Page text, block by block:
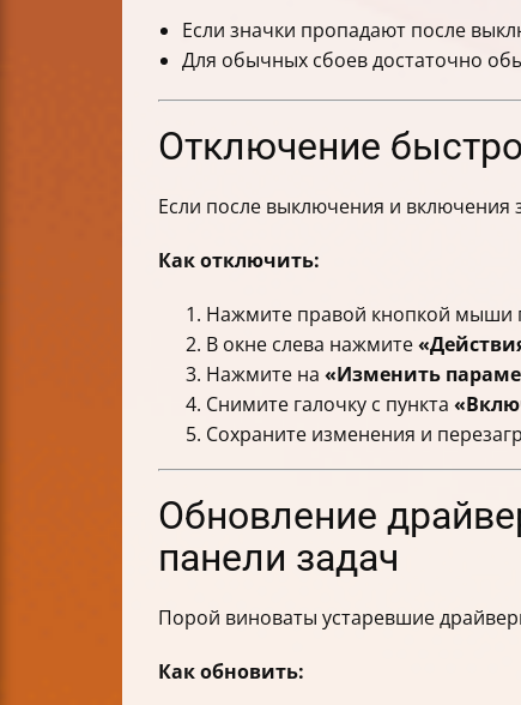
Если значки пропадают после
Для обычных сбоев достаточно
Отключение
Если после выключения и включения
Как отключить:
Нажмите правой кнопкой мыши
В окне слева нажмите
Нажмите на «Изменить
Снимите галочку с пункта
Сохраните изменения и
Обновление
панели задач
Порой виноваты устаревшие
Как обновить: